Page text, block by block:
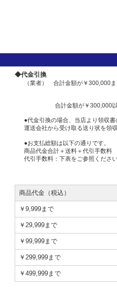
◆代金引換
（業者） 合計金額が￥
合計金額が￥300,000以上
●代金引換の場合、当店より領収
運送会社から受け取る送り状を領
●お支払総額は以下の通りです。
商品代金合計＋送料＋代引手数料
代引手数料：下表をご参照くださ
商品代金（税込）
￥9,999まで
￥29,999まで
￥99,999まで
￥299,999まで
￥499,999まで